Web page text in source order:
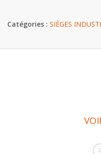
Catégories : SIÈGES